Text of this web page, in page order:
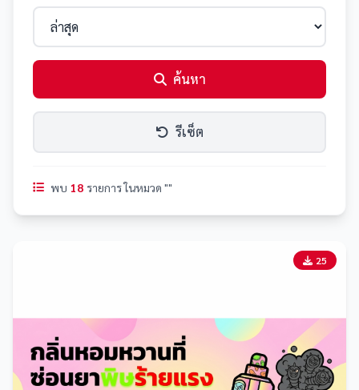
ค้นหา
รีเซ็ต
พบ 18 รายการ ในหมวด ""
25